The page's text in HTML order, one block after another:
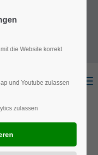
die Website korrekt
und Youtube zulassen
zulassen